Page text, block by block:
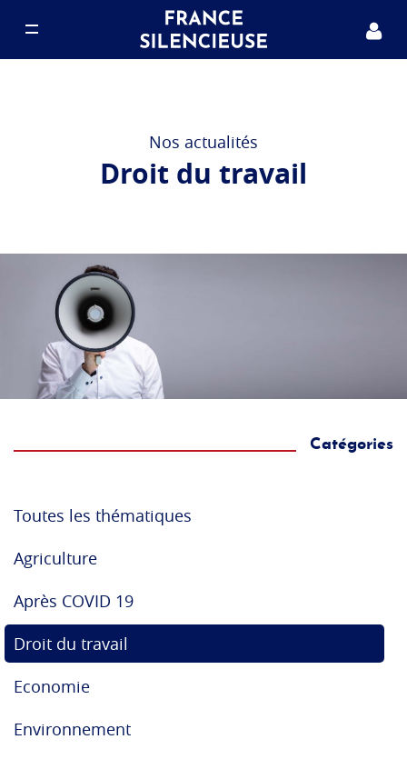
Nos actualités
Droit du travail
Catégories
Toutes les thématiques
Agriculture
Après COVID 19
Droit du travail
Economie
Environnement